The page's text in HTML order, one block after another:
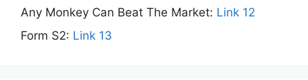
Any Monkey Can Beat The Market: Link 12
Form S2: Link 13